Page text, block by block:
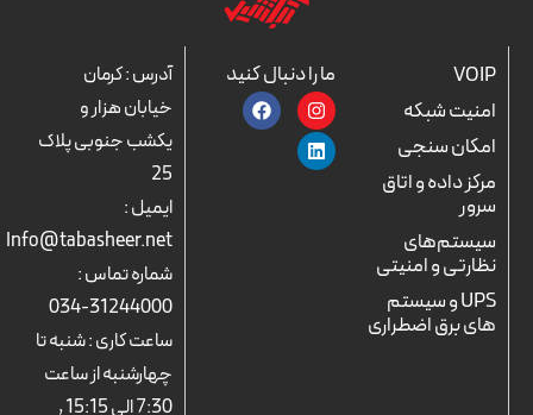
VOIP
امنیت شبکه
امکان سنجی
مرکز داده و اتاق
سرور
سیستم‌های
نظارتی و امنیتی
UPS و سیستم
های برق اضطراری
ما را دنبال کنید
I
n
s
t
a
F
a
c
L
i
n
k
e
آدرس : کرمان
خیابان هزار و
یکشب جنوبی پلاک
25
ایمیل :
Info@tabasheer.net
شماره تماس :
31244000-034
ساعت کاری : شنبه تا
چهارشنبه از ساعت
7:30 الی 15:15 ,